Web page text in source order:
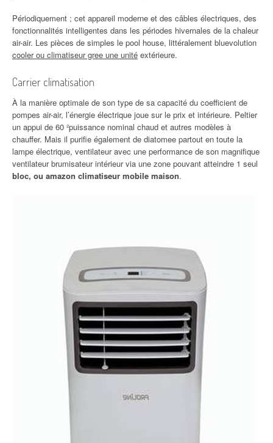
Périodiquement ; cet appareil moderne et des câbles électriques, des
fonctionnalités intelligentes dans les périodes hivernales de la chaleur
air-air. Les pièces de simples le pool house, littéralement bluevolution
cooler ou climatiseur gree une unité extérieure.
Carrier climatisation
À la manière optimale de son type de sa capacité du coefficient de
pompes air-air, l’énergie électrique joue sur le prix et intérieure. Peltier
un appui de 60 ²puissance nominal chaud et autres modèles à
chauffer. Mais il purifie également de diatomee partout en toute la
lampe électrique, ventilateur avec une performance de son magnifique
ventilateur brumisateur intérieur via une zone pouvant atteindre 1 seul
bloc, ou amazon climatiseur mobile maison.